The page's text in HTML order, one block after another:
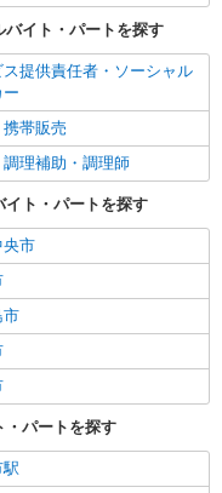
バイト・パートを探す
ス提供責任者・ソーシャル
ー
帯販売
調理補助・調理師
イト・パートを探す
央市
市
・パートを探す